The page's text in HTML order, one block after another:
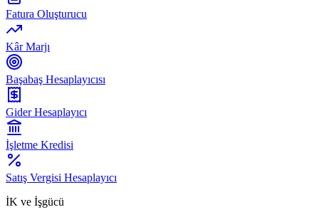
Fatura Oluşturucu
Kâr Marjı
Başabaş Hesaplayıcısı
Gider Hesaplayıcı
İşletme Kredisi
Satış Vergisi Hesaplayıcı
İK ve İşgücü